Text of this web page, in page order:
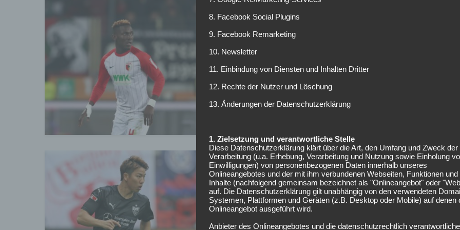
Stammspielern beim FC Augsburg. Der Rechtsverteidiger
VFB STUTTGART
Stuttgart: Takuma Asano traut sich Arsenal
zu
02.12.2017
Im Sommer 2016 wechselte Takuma Asano auf Leihbasis vom
8. Facebook Social Plugins
9. Facebook Remarketing
10. Newsletter
11. Einbindung von Diensten und Inhalten Dritter
12. Rechte der Nutzer und Löschung
13. Änderungen der Datenschutzerklärung
1. Zielsetzung und verantwortliche Stelle
Diese Datenschutzerklärung klärt über die Art, den Umfang und Zweck der
Verarbeitung (u.a. Erhebung, Verarbeitung und Nutzung sowie Einholung
Einwilligungen) von personenbezogenen Daten innerhalb unseres
Onlineangebotes und der mit ihm verbundenen Webseiten, Funktionen und
Inhalte (nachfolgend gemeinsam bezeichnet als "Onlineangebot" oder
auf. Die Datenschutzerklärung gilt unabhängig von den verwendeten
Systemen, Plattformen und Geräten (z.B. Desktop oder Mobile) auf denen
Onlineangebot ausgeführt wird.
Anbieter des Onlineangebotes und die datenschutzrechtlich